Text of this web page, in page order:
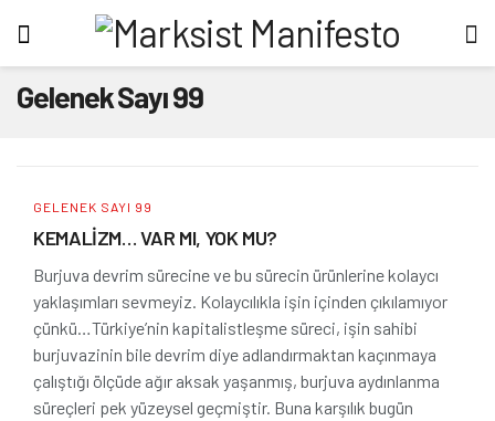
Gelenek Sayı 99
GELENEK SAYI 99
KEMALİZM… VAR MI, YOK MU?
Burjuva devrim sürecine ve bu sürecin ürünlerine kolaycı
yaklaşımları sevmeyiz. Kolaycılıkla işin içinden çıkılamıyor
çünkü…Türkiye’nin kapitalistleşme süreci, işin sahibi
burjuvazinin bile devrim diye adlandırmaktan kaçınmaya
çalıştığı ölçüde ağır aksak yaşanmış, burjuva aydınlanma
süreçleri pek yüzeysel geçmiştir. Buna karşılık bugün